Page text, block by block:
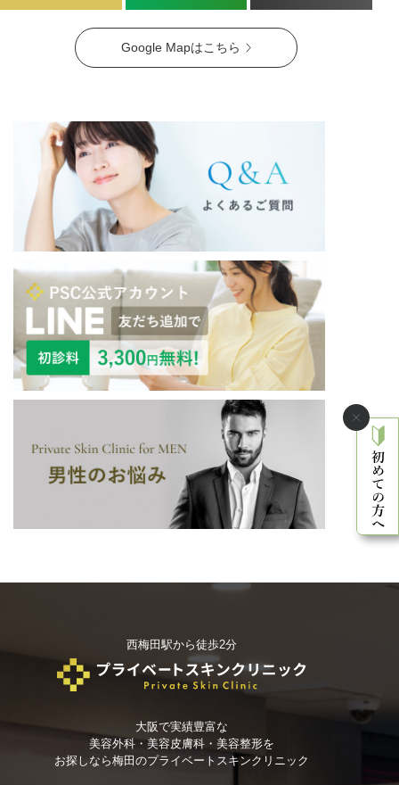
Google Mapはこちら
西梅田駅から徒歩2分
大阪で実績豊富な
美容外科・美容皮膚科・美容整形を
お探しなら梅田のプライベートスキンクリニック